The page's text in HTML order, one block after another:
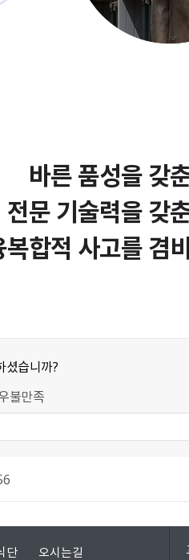
바른 품성을 갖
전문 기술력을 갖
복합적 사고를 겸
셨습니까?
불만족
단 오시는길